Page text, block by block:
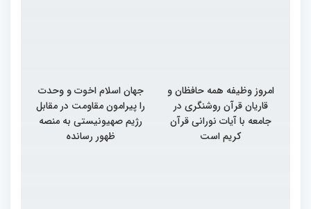
امروز وظیفه همه حافظان و
قاریان قرآن روشنگری در
جامعه با آیات نورانی قرآن
کریم است
جهان اسلام اخوت و وحدت
را پیرامون مقاومت در مقابل
رژیم صهیونیستی به منصه
ظهور رسانده